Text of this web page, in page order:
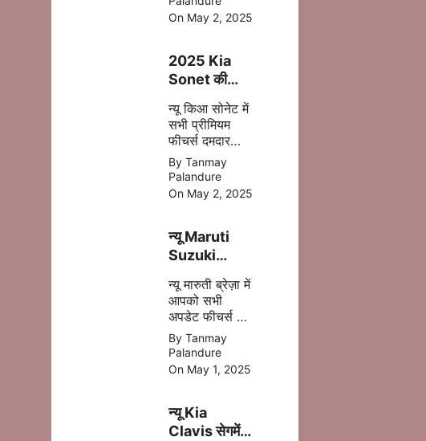
साथ ज्यादा सेफ्टी,
पॉवरफुल इंजन
जाता है |
On May 2, 2025
2025 Kia
Sonet की
पहली झलक –
अब मिलेगा बड़ा
टचस्क्रीन और
नए फीचर्स
न्यू किआ सोनेट में
सभी प्रीमियम
फीचर्स दमदार
इंजन डिसेंट सेफ्टी
बेहतर कलर के
साथ 2025 में
मिल जाती है |
By Tanmay
Palandure
On May 2, 2025
न्यू Maruti
Suzuki
Brezza
2025 अब
मात्र ₹8.69
लाख की प्राइस
में
न्यू मारुती ब्रेज़ा में
आपको सभी
अपडेट फीचर्स और
दमदार इंजन मिल
जाता है इसमें
आपको CNG का
आप्शन भी मिलने
आपकी माइलेज
बढ़ता है |
By Tanmay
Palandure
On May 1, 2025
न्यू Kia
Clavis सेगमेंट